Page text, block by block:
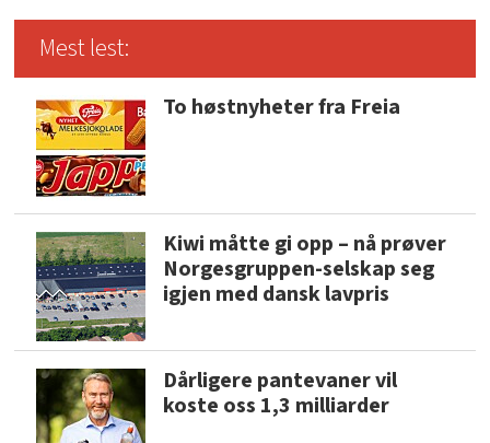
Mest lest:
To høstnyheter fra Freia
Kiwi måtte gi opp – nå prøver
Norgesgruppen-selskap seg
igjen med dansk lavpris
Dårligere pantevaner vil
koste oss 1,3 milliarder